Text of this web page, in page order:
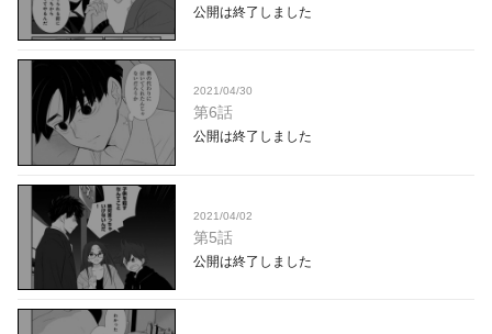
公開は終了しました
2021/04/30
第6話
公開は終了しました
2021/04/02
第5話
公開は終了しました